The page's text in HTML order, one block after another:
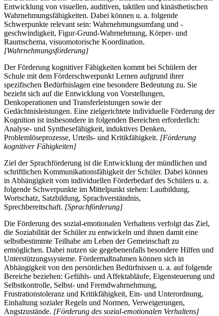
Entwicklung von visuellen, auditiven, taktilen und kinästhetischen
Wahrnehmungsfähigkeiten. Dabei können u. a. folgende
Schwerpunkte relevant sein: Wahrnehmungsumfang und -
geschwindigkeit, Figur-Grund-Wahrnehmung, Körper- und
Raumschema, visuomotorische Koordination.
[Wahrnehmungsförderung]
Der Förderung kognitiver Fähigkeiten kommt bei Schülern der
Schule mit dem Förderschwerpunkt Lernen aufgrund ihrer
spezifischen Bedürfnislagen eine besondere Bedeutung zu. Sie
bezieht sich auf die Entwicklung von Vorstellungen,
Denkoperationen und Transferleistungen sowie der
Gedächtnisleistungen. Eine zielgerichtete individuelle Förderung der
Kognition ist insbesondere in folgenden Bereichen erforderlich:
Analyse- und Synthesefähigkeit, induktives Denken,
Problemlöseprozesse, Urteils- und Kritikfähigkeit. [Förderung
kognitiver Fähigkeiten]
Ziel der Sprachförderung ist die Entwicklung der mündlichen und
schriftlichen Kommunikationsfähigkeit der Schüler. Dabei können
in Abhängigkeit vom individuellen Förderbedarf des Schülers u. a.
folgende Schwerpunkte im Mittelpunkt stehen: Lautbildung,
Wortschatz, Satzbildung, Sprachverständnis,
Sprechbereitschaft. [Sprachförderung]
Die Förderung des sozial-emotionalen Verhaltens verfolgt das Ziel,
die Soziabilität der Schüler zu entwickeln und ihnen damit eine
selbstbestimmte Teilhabe am Leben der Gemeinschaft zu
ermöglichen. Dabei nutzen sie gegebenenfalls besondere Hilfen und
Unterstützungssysteme. Fördermaßnahmen können sich in
Abhängigkeit von den persönlichen Bedürfnissen u. a. auf folgende
Bereiche beziehen: Gefühls- und Affektabläufe, Eigensteuerung und
Selbstkontrolle, Selbst- und Fremdwahrnehmung,
Frustrationstoleranz und Kritikfähigkeit, Ein- und Unterordnung,
Einhaltung sozialer Regeln und Normen, Verweigerungen,
Angstzustände. [Förderung des sozial-emotionalen Verhaltens]